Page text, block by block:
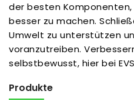
der besten
besser zu machen.
Umwelt zu unterstützen
voranzutreiben.
selbstbewusst, hier bei
Produkte